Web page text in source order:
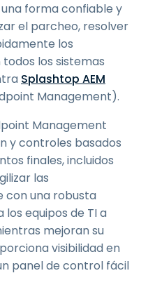
una forma confiable y
el parcheo, resolver
los
los sistemas
Splashtop AEM
Management).
Management
y controles basados
finales, incluidos
las
con una robusta
equipos de TI a
mejoran su
visibilidad en
panel de control fácil